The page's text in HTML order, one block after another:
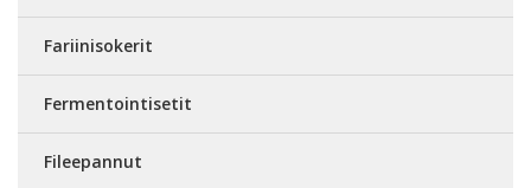
Fariinisokerit
Fermentointisetit
Fileepannut